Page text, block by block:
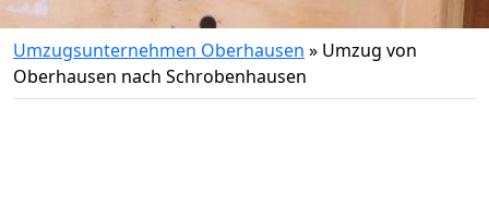
Umzugsunternehmen Oberhausen » Umzug von
Oberhausen nach Schrobenhausen